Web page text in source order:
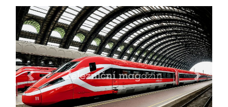
Previous Next